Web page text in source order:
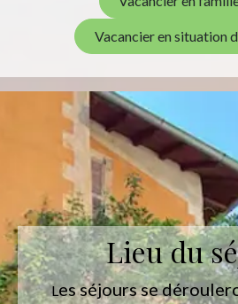
Vacancier en situation
Lieu du
Les séjours se